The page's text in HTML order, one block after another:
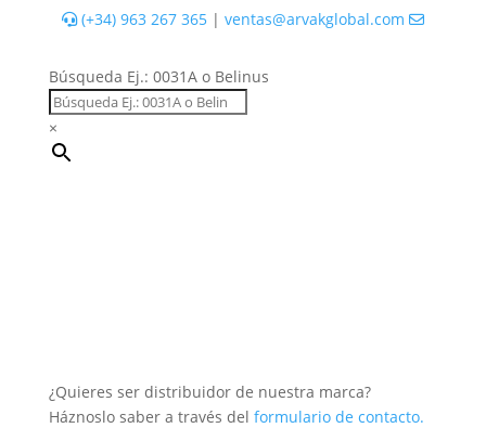
(+34) 963 267 365| ventas@arvakglobal.com
Búsqueda Ej.: 0031A o Belinus
×
¿Quieres ser distribuidor de nuestra marca?
Háznoslo saber a través del formulario de contacto.